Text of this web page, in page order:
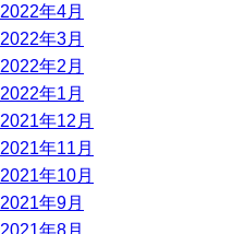
2022年4月
2022年3月
2022年2月
2022年1月
2021年12月
2021年11月
2021年10月
2021年9月
2021年8月